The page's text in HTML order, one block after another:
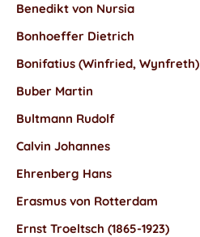
Benedikt von Nursia
Bonhoeffer Dietrich
Bonifatius (Winfried, Wynfreth)
Buber Martin
Bultmann Rudolf
Calvin Johannes
Ehrenberg Hans
Erasmus von Rotterdam
Ernst Troeltsch (1865-1923)